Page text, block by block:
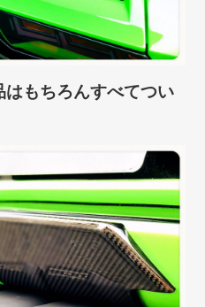
もちろんすべてつい